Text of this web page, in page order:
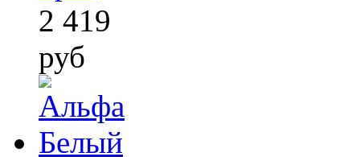
2 419
руб